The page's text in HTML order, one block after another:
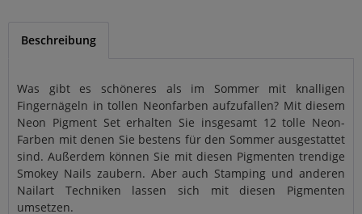
Beschreibung
Was gibt es schöneres als im Sommer mit knalligen
Fingernägeln in tollen Neonfarben aufzufallen? Mit diesem
Neon Pigment Set erhalten Sie insgesamt 12 tolle Neon-
Farben mit denen Sie bestens für den Sommer ausgestattet
sind. Außerdem können Sie mit diesen Pigmenten trendige
Smokey Nails zaubern. Aber auch Stamping und anderen
Nailart Techniken lassen sich mit diesen Pigmenten
umsetzen.